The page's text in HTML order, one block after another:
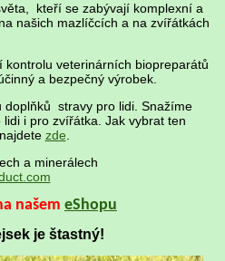
kteří se zabývají komplexní a
našich mazlíčcích a na zvířátkách
veterinárních biopreparátů
a bezpečný výrobek.
doplňků stravy pro lidi. Snažíme
i pro zvířátka. Jak vybrat ten
zde.
a minerálech
našem eShopu
je štastný!